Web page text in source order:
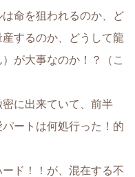
命を狙われるのか、ど
するのか、どうして龍
が大事なのか！？（こ
に出来ていて、前半
ートは何処行った！的
ド！！が、混在する不